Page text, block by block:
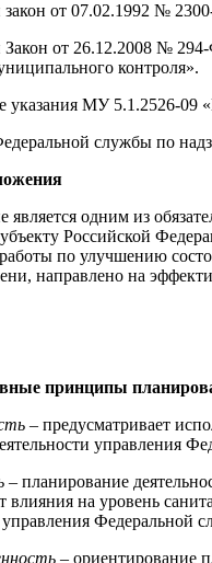
от 07.02.1992 №
от 26.12.2008 №
контроля».
указания МУ 5.1.2526-09
службы по
является одним из
Российской
по улучшению
направлено на
принципы
– предусматривает
управления
– планирование
влияния на уровень
управления Федеральной
– ориентирование